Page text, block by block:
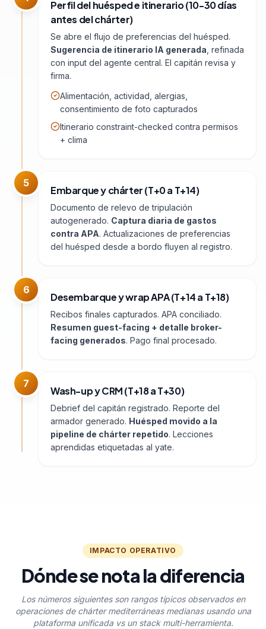
Perfil del huésped e itinerario (10-30 días
antes del chárter)
Se abre el flujo de preferencias del huésped.
Sugerencia de itinerario IA generada , refinada
con input del agente central. El capitán revisa y
firma.
Alimentación, actividad, alergias,
consentimiento de foto capturados
Itinerario constraint-checked contra permisos
+ clima
5
Embarque y chárter (T+0 a T+14)
Documento de relevo de tripulación
autogenerado. Captura diaria de gastos
contra APA. Actualizaciones de preferencias
del huésped desde a bordo fluyen al registro.
6
Desembarque y wrap APA (T+14 a T+18)
Recibos finales capturados. APA conciliado.
Resumen guest-facing + detalle broker-
facing generados. Pago final procesado.
7
Wash-up y CRM (T+18 a T+30)
Debrief del capitán registrado. Reporte del
armador generado. Huésped movido a la
pipeline de chárter repetido. Lecciones
aprendidas etiquetadas al yate.
IMPACTO OPERATIVO
Dónde se nota la diferencia
Los números siguientes son rangos típicos observados en
operaciones de chárter mediterráneas medianas usando una
plataforma unificada vs un stack multi-herramienta.